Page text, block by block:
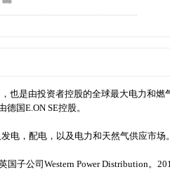
也是由投资者控股的全球最大电力和
国E.ON SE控股。
电，配电，以及电力和天然气供应市场。
子公司Western Power Distribution。